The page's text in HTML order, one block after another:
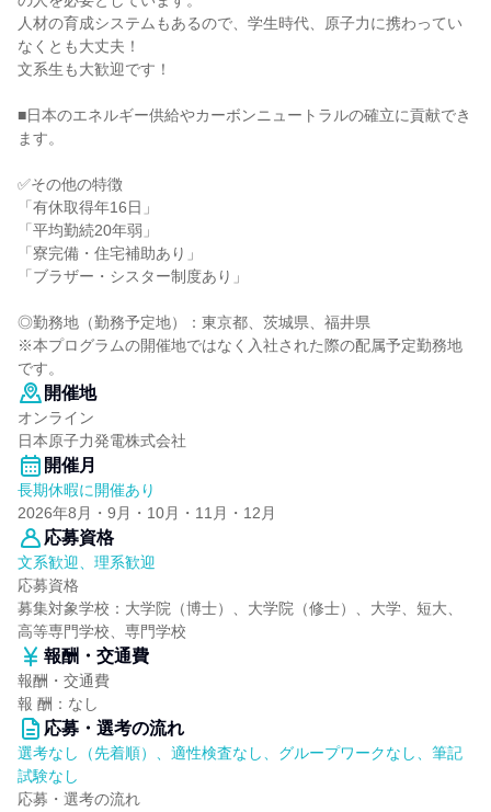
人材の育成システムもあるので、学生時代、原子力に携わってい
なくとも大丈夫！
文系生も大歓迎です！
■日本のエネルギー供給やカーボンニュートラルの確立に貢献でき
ます。
✅その他の特徴
「有休取得年16日」
「平均勤続20年弱」
「寮完備・住宅補助あり」
「ブラザー・シスター制度あり」
◎勤務地（勤務予定地）：東京都、茨城県、福井県
※本プログラムの開催地ではなく入社された際の配属予定勤務地
です。
開催地
オンライン
日本原子力発電株式会社
開催月
長期休暇に開催あり
2026年8月・9月・10月・11月・12月
応募資格
文系歓迎、理系歓迎
応募資格
募集対象学校：大学院（博士）、大学院（修士）、大学、短大、
高等専門学校、専門学校
報酬・交通費
報酬・交通費
報 酬：なし
応募・選考の流れ
選考なし（先着順）、適性検査なし、グループワークなし、筆記
試験なし
応募・選考の流れ